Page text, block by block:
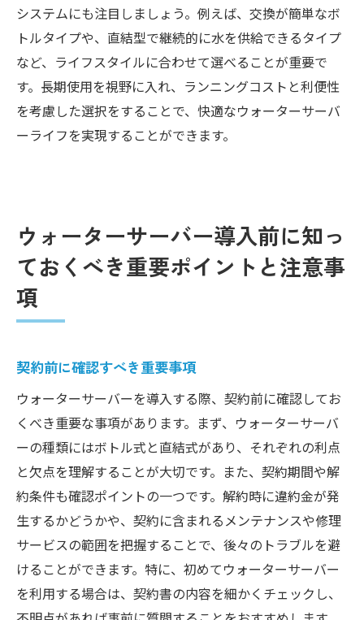
システムにも注目しましょう。例えば、交換が簡単なボ
トルタイプや、直結型で継続的に水を供給できるタイプ
など、ライフスタイルに合わせて選べることが重要で
す。長期使用を視野に入れ、ランニングコストと利便性
を考慮した選択をすることで、快適なウォーターサーバ
ーライフを実現することができます。
ウォーターサーバー導入前に知っ
ておくべき重要ポイントと注意事
項
契約前に確認すべき重要事項
ウォーターサーバーを導入する際、契約前に確認してお
くべき重要な事項があります。まず、ウォーターサーバ
ーの種類にはボトル式と直結式があり、それぞれの利点
と欠点を理解することが大切です。また、契約期間や解
約条件も確認ポイントの一つです。解約時に違約金が発
生するかどうかや、契約に含まれるメンテナンスや修理
サービスの範囲を把握することで、後々のトラブルを避
けることができます。特に、初めてウォーターサーバー
を利用する場合は、契約書の内容を細かくチェックし、